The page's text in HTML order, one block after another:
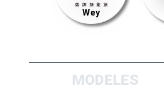
Wey
MODELES